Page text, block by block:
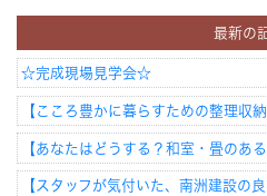
最新の
☆完成現場見学会☆
【こころ豊かに暮らすための整理収
【あなたはどうする？和室・畳のあ
【スタッフが気付いた、南洲建設の